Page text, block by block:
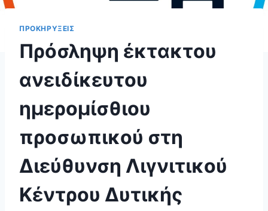
ΠΡΟΚΗΡΥΞΕΙΣ
Πρόσληψη έκτακτου
ανειδίκευτου
ημερομίσθιου
προσωπικού στη
Διεύθυνση Λιγνιτικού
Κέντρου Δυτικής